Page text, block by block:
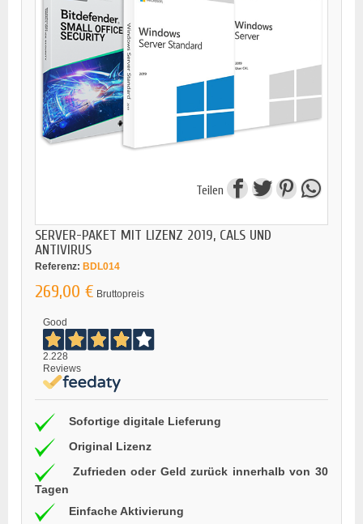
Teilen
SERVER-PAKET MIT LIZENZ 2019, CALS UND
ANTIVIRUS
Referenz: BDL014
269,00 € Bruttopreis
Good
2.228
Reviews
Sofortige digitale Lieferung
Original Lizenz
Zufrieden oder Geld zurück innerhalb von 30
Tagen
Einfache Aktivierung